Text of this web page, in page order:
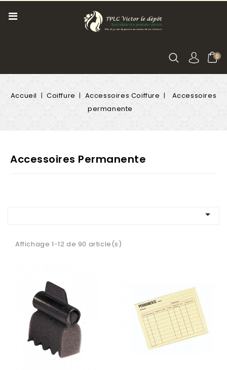
0
Accueil Coiffure Accessoires Coiffure
Accessoires
permanente
Accessoires Permanente

Affichage 1-12 de 90 article(s)